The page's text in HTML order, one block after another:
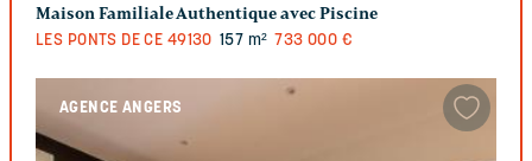
Maison Familiale Authentique avec Piscine
LES PONTS DE CE 49130 157 m² 733 000 €
AGENCE ANGERS